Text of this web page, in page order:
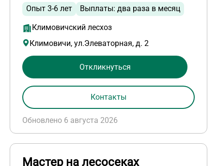
Опыт 3-6 лет Выплаты: два раза в месяц
Климовичский лесхоз
Климовичи, ул.Элеваторная, д. 2
Обновлено 6 августа 2026
Откликнуться
Контакты
Мастер на лесосеках